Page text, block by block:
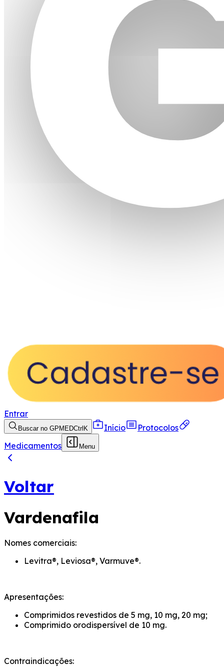
Entrar
Buscar no GPMEDCtrl K Início
Protocolos
Medicamentos
Menu
Voltar
Vardenafila
Nomes comerciais:
Levitra®, Leviosa®, Varmuve®.
Apresentações:
Comprimidos revestidos de 5 mg, 10 mg, 20 mg;
Comprimido orodispersível de 10 mg.
Contraindicações: